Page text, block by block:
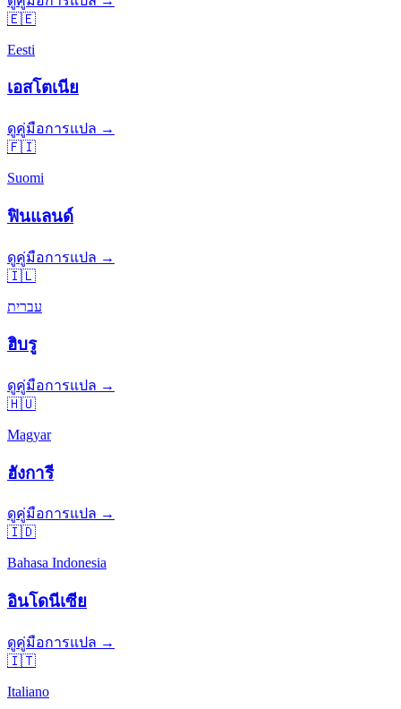
🇪🇪
Eesti
เอสโตเนีย
ดูคู่มือการแปล →
🇫🇮
Suomi
ฟินแลนด์
ดูคู่มือการแปล →
🇮🇱
עברית
ฮิบรู
ดูคู่มือการแปล →
🇭🇺
Magyar
ฮังการี
ดูคู่มือการแปล →
🇮🇩
Bahasa Indonesia
อินโดนีเซีย
ดูคู่มือการแปล →
🇮🇹
Italiano